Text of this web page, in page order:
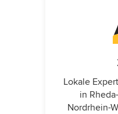
Lokale
in
Nordrhein-